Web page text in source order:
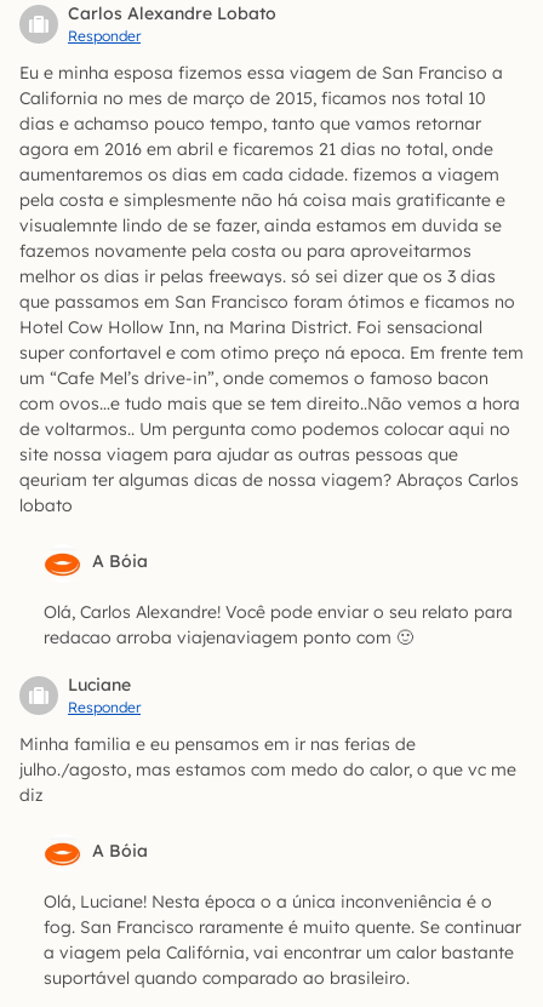
Carlos Alexandre Lobato
Responder
Eu e minha esposa fizemos essa viagem de San Franciso a
California no mes de março de 2015, ficamos nos total 10
dias e achamso pouco tempo, tanto que vamos retornar
agora em 2016 em abril e ficaremos 21 dias no total, onde
aumentaremos os dias em cada cidade. fizemos a viagem
pela costa e simplesmente não há coisa mais gratificante e
visualemnte lindo de se fazer, ainda estamos em duvida se
fazemos novamente pela costa ou para aproveitarmos
melhor os dias ir pelas freeways. só sei dizer que os 3 dias
que passamos em San Francisco foram ótimos e ficamos no
Hotel Cow Hollow Inn, na Marina District. Foi sensacional
super confortavel e com otimo preço ná epoca. Em frente tem
um “Cafe Mel’s drive-in”, onde comemos o famoso bacon
com ovos…e tudo mais que se tem direito..Não vemos a hora
de voltarmos.. Um pergunta como podemos colocar aqui no
site nossa viagem para ajudar as outras pessoas que
qeuriam ter algumas dicas de nossa viagem? Abraços Carlos
lobato
A Bóia
Olá, Carlos Alexandre! Você pode enviar o seu relato para
redacao arroba viajenaviagem ponto com 🙂
Luciane
Responder
Minha familia e eu pensamos em ir nas ferias de
julho./agosto, mas estamos com medo do calor, o que vc me
diz
A Bóia
Olá, Luciane! Nesta época o a única inconveniência é o
fog. San Francisco raramente é muito quente. Se continuar
a viagem pela Califórnia, vai encontrar um calor bastante
suportável quando comparado ao brasileiro.